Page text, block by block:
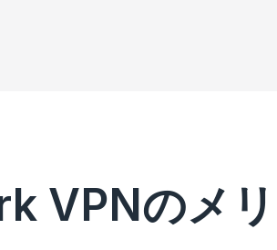
VPNのメ